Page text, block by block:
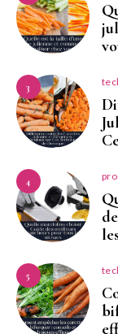
3
4
5